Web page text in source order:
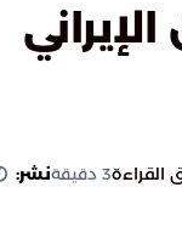
الإيراني
القراءة3 دقيقةنشر: